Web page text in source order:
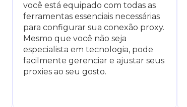
você está equipado com todas as
ferramentas essenciais necessárias
para configurar sua conexão proxy.
Mesmo que você não seja
especialista em tecnologia, pode
facilmente gerenciar e ajustar seus
proxies ao seu gosto.